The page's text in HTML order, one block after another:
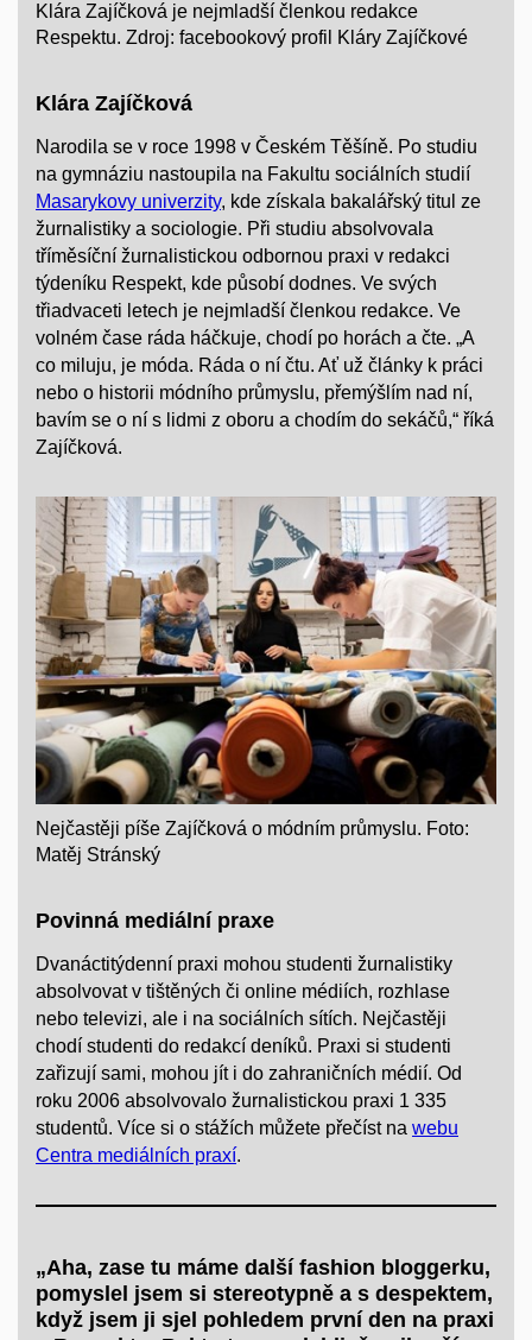
Klára Zajíčková je nejmladší členkou redakce
Respektu. Zdroj: facebookový profil Kláry Zajíčkové
Klára Zajíčková
Narodila se v roce 1998 v Českém Těšíně. Po studiu
na gymnáziu nastoupila na Fakultu sociálních studií
Masarykovy univerzity, kde získala bakalářský titul ze
žurnalistiky a sociologie. Při studiu absolvovala
tříměsíční žurnalistickou odbornou praxi v redakci
týdeníku Respekt, kde působí dodnes. Ve svých
třiadvaceti letech je nejmladší členkou redakce. Ve
volném čase ráda háčkuje, chodí po horách a čte. „A
co miluju, je móda. Ráda o ní čtu. Ať už články k práci
nebo o historii módního průmyslu, přemýšlím nad ní,
bavím se o ní s lidmi z oboru a chodím do sekáčů,“ říká
Zajíčková.
Nejčastěji píše Zajíčková o módním průmyslu. Foto:
Matěj Stránský
Povinná mediální praxe
Dvanáctitýdenní praxi mohou studenti žurnalistiky
absolvovat v tištěných či online médiích, rozhlase
nebo televizi, ale i na sociálních sítích. Nejčastěji
chodí studenti do redakcí deníků. Praxi si studenti
zařizují sami, mohou jít i do zahraničních médií. Od
roku 2006 absolvovalo žurnalistickou praxi 1 335
studentů. Více si o stážích můžete přečíst na webu
Centra mediálních praxí.
„Aha, zase tu máme další fashion bloggerku,
pomyslel jsem si stereotypně a s despektem,
když jsem ji sjel pohledem první den na praxi